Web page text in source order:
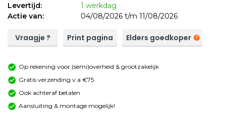
Levertijd:
1 werkdag
Actie van:
04/08/2026 t/m 11/08/2026
Vraagje ? Print pagina Elders goedkoper
Op rekening voor (semi)overheid & grootzakelijk
Gratis verzending v.a €75
Ook achteraf betalen
Aansluiting & montage mogelijk!